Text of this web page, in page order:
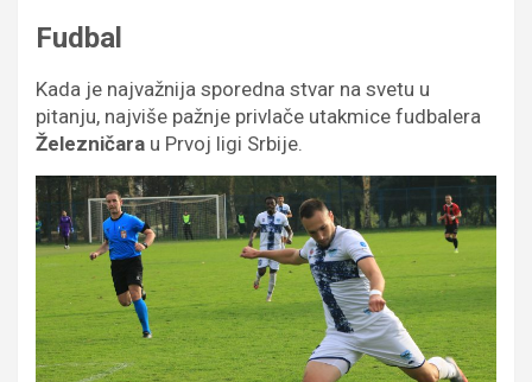
Fudbal
Kada je najvažnija sporedna stvar na svetu u
pitanju, najviše pažnje privlače utakmice fudbalera
Železničara u Prvoj ligi Srbije.